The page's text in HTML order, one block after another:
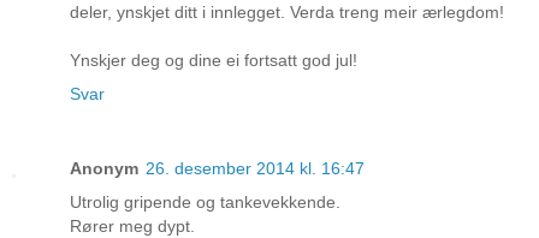
deler, ynskjet ditt i innlegget. Verda treng meir ærlegdom!
Ynskjer deg og dine ei fortsatt god jul!
Svar
Anonym 26. desember 2014 kl. 16:47
Utrolig gripende og tankevekkende.
Rører meg dypt.